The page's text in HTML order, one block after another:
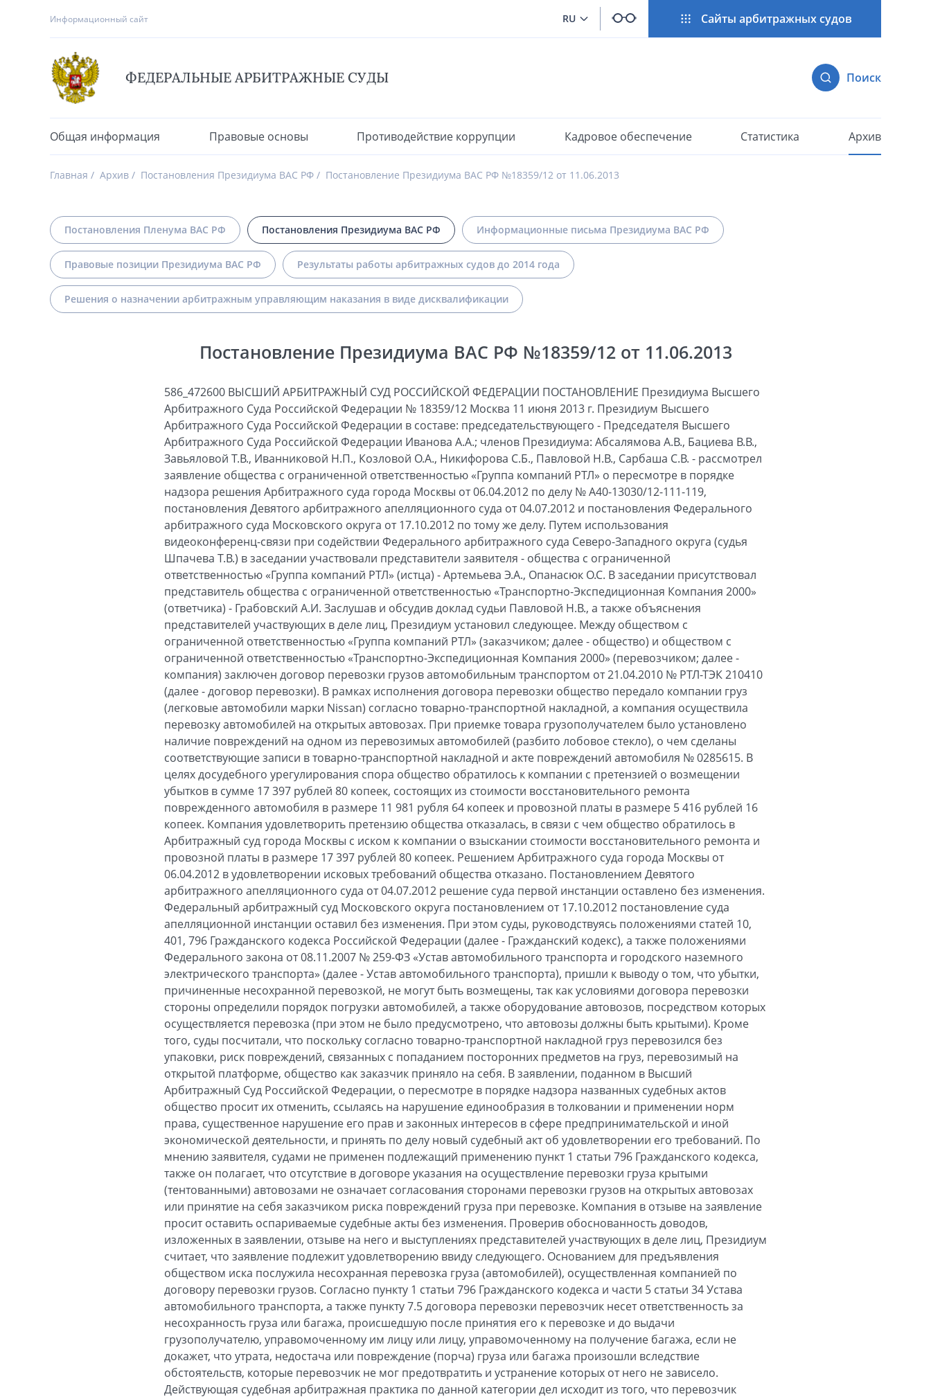
Информационный сайт RU Сайты арбитражных судов
ФЕДЕРАЛЬНЫЕ АРБИТРАЖНЫЕ СУДЫ Поиск
Общая информация Правовые основы Противодействие коррупции Кадровое обеспечение Статистика Архив
Главная Архив Постановления Президиума ВАС РФ Постановление Президиума ВАС РФ №18359/12 от 11.06.2013
Постановления Пленума ВАС РФ Постановления Президиума ВАС РФ Информационные письма Президиума ВАС РФ
Правовые позиции Президиума ВАС РФ Результаты работы арбитражных судов до 2014 года
Решения о назначении арбитражным управляющим наказания в виде дисквалификации
Постановление Президиума ВАС РФ №18359/12 от 11.06.2013
586_472600 ВЫСШИЙ АРБИТРАЖНЫЙ СУД РОССИЙСКОЙ ФЕДЕРАЦИИ ПОСТАНОВЛЕНИЕ Президиума Высшего
Арбитражного Суда Российской Федерации № 18359/12 Москва 11 июня 2013 г. Президиум Высшего
Арбитражного Суда Российской Федерации в составе: председательствующего - Председателя Высшего
Арбитражного Суда Российской Федерации Иванова А.А.; членов Президиума: Абсалямова А.В., Бациева В.В.,
Завьяловой Т.В., Иванниковой Н.П., Козловой О.А., Никифорова С.Б., Павловой Н.В., Сарбаша С.В. - рассмотрел
заявление общества с ограниченной ответственностью «Группа компаний РТЛ» о пересмотре в порядке
надзора решения Арбитражного суда города Москвы от 06.04.2012 по делу № А40-13030/12-111-119,
постановления Девятого арбитражного апелляционного суда от 04.07.2012 и постановления Федерального
арбитражного суда Московского округа от 17.10.2012 по тому же делу. Путем использования
видеоконференц-связи при содействии Федерального арбитражного суда Северо-Западного округа (судья
Шпачева Т.В.) в заседании участвовали представители заявителя - общества с ограниченной
ответственностью «Группа компаний РТЛ» (истца) - Артемьева Э.А., Опанасюк О.С. В заседании присутствовал
представитель общества с ограниченной ответственностью «Транспортно-Экспедиционная Компания 2000»
(ответчика) - Грабовский А.И. Заслушав и обсудив доклад судьи Павловой Н.В., а также объяснения
представителей участвующих в деле лиц, Президиум установил следующее. Между обществом с
ограниченной ответственностью «Группа компаний РТЛ» (заказчиком; далее - общество) и обществом с
ограниченной ответственностью «Транспортно-Экспедиционная Компания 2000» (перевозчиком; далее -
компания) заключен договор перевозки грузов автомобильным транспортом от 21.04.2010 № РТЛ-ТЭК 210410
(далее - договор перевозки). В рамках исполнения договора перевозки общество передало компании груз
(легковые автомобили марки Nissan) согласно товарно-транспортной накладной, а компания осуществила
перевозку автомобилей на открытых автовозах. При приемке товара грузополучателем было установлено
наличие повреждений на одном из перевозимых автомобилей (разбито лобовое стекло), о чем сделаны
соответствующие записи в товарно-транспортной накладной и акте повреждений автомобиля № 0285615. В
целях досудебного урегулирования спора общество обратилось к компании с претензией о возмещении
убытков в сумме 17 397 рублей 80 копеек, состоящих из стоимости восстановительного ремонта
поврежденного автомобиля в размере 11 981 рубля 64 копеек и провозной платы в размере 5 416 рублей 16
копеек. Компания удовлетворить претензию общества отказалась, в связи с чем общество обратилось в
Арбитражный суд города Москвы с иском к компании о взыскании стоимости восстановительного ремонта и
провозной платы в размере 17 397 рублей 80 копеек. Решением Арбитражного суда города Москвы от
06.04.2012 в удовлетворении исковых требований общества отказано. Постановлением Девятого
арбитражного апелляционного суда от 04.07.2012 решение суда первой инстанции оставлено без изменения.
Федеральный арбитражный суд Московского округа постановлением от 17.10.2012 постановление суда
апелляционной инстанции оставил без изменения. При этом суды, руководствуясь положениями статей 10,
401, 796 Гражданского кодекса Российской Федерации (далее - Гражданский кодекс), а также положениями
Федерального закона от 08.11.2007 № 259-ФЗ «Устав автомобильного транспорта и городского наземного
электрического транспорта» (далее - Устав автомобильного транспорта), пришли к выводу о том, что убытки,
причиненные несохранной перевозкой, не могут быть возмещены, так как условиями договора перевозки
стороны определили порядок погрузки автомобилей, а также оборудование автовозов, посредством которых
осуществляется перевозка (при этом не было предусмотрено, что автовозы должны быть крытыми). Кроме
того, суды посчитали, что поскольку согласно товарно-транспортной накладной груз перевозился без
упаковки, риск повреждений, связанных с попаданием посторонних предметов на груз, перевозимый на
открытой платформе, общество как заказчик приняло на себя. В заявлении, поданном в Высший
Арбитражный Суд Российской Федерации, о пересмотре в порядке надзора названных судебных актов
общество просит их отменить, ссылаясь на нарушение единообразия в толковании и применении норм
права, существенное нарушение его прав и законных интересов в сфере предпринимательской и иной
экономической деятельности, и принять по делу новый судебный акт об удовлетворении его требований. По
мнению заявителя, судами не применен подлежащий применению пункт 1 статьи 796 Гражданского кодекса,
также он полагает, что отсутствие в договоре указания на осуществление перевозки груза крытыми
(тентованными) автовозами не означает согласования сторонами перевозки грузов на открытых автовозах
или принятие на себя заказчиком риска повреждений груза при перевозке. Компания в отзыве на заявление
просит оставить оспариваемые судебные акты без изменения. Проверив обоснованность доводов,
изложенных в заявлении, отзыве на него и выступлениях представителей участвующих в деле лиц, Президиум
считает, что заявление подлежит удовлетворению ввиду следующего. Основанием для предъявления
обществом иска послужила несохранная перевозка груза (автомобилей), осуществленная компанией по
договору перевозки грузов. Согласно пункту 1 статьи 796 Гражданского кодекса и части 5 статьи 34 Устава
автомобильного транспорта, а также пункту 7.5 договора перевозки перевозчик несет ответственность за
несохранность груза или багажа, происшедшую после принятия его к перевозке и до выдачи
грузополучателю, управомоченному им лицу или лицу, управомоченному на получение багажа, если не
докажет, что утрата, недостача или повреждение (порча) груза или багажа произошли вследствие
обстоятельств, которые перевозчик не мог предотвратить и устранение которых от него не зависело.
Действующая судебная арбитражная практика по данной категории дел исходит из того, что перевозчик